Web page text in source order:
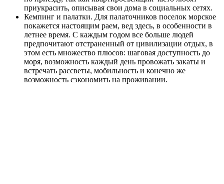
приукрасить, описывая свои дома в социальных сетях.
Кемпинг и палатки. Для палаточников поселок морское
покажется настоящим раем, вед здесь, в особенности в
летнее время. С каждым годом все больше людей
предпочитают отстраненный от цивилизации отдых, в
этом есть множество плюсов: шаговая доступность до
моря, возможность каждый день провожать закаты и
встречать рассветы, мобильность и конечно же
возможность сэкономить на проживании.